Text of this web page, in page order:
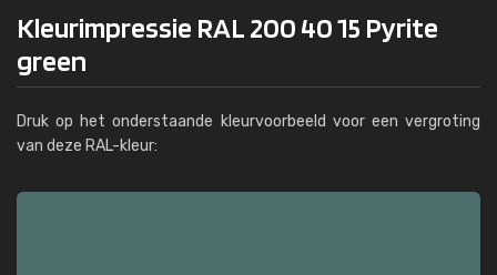
Kleurimpressie RAL 200 40 15 Pyrite
green
Druk op het onderstaande kleurvoorbeeld voor een vergroting
van deze RAL-kleur: